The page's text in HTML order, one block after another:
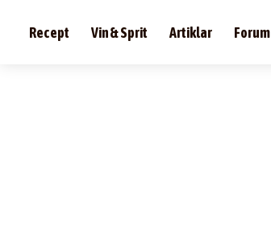
Recept Vin & Sprit Artiklar Forum